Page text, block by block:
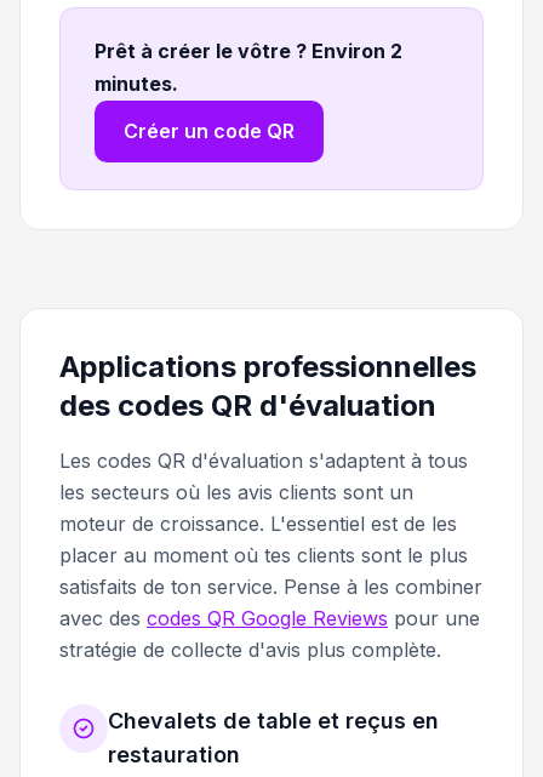
Prêt à créer le vôtre ? Environ 2
minutes.
Créer un code QR
Applications professionnelles
des codes QR d'évaluation
Les codes QR d'évaluation s'adaptent à tous
les secteurs où les avis clients sont un
moteur de croissance. L'essentiel est de les
placer au moment où tes clients sont le plus
satisfaits de ton service. Pense à les combiner
avec des codes QR Google Reviews pour une
stratégie de collecte d'avis plus complète.
Chevalets de table et reçus en
restauration